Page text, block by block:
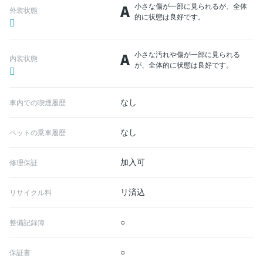
外装状態 A 小さな傷が一部に見られるが、全体
的に状態は良好です。
内装状態 A 小さな汚れや傷が一部に見られる
が、全体的に状態は良好です。
車内での喫煙履歴 なし
ペットの乗車履歴 なし
修理保証 加入可
リサイクル料 リ済込
整備記録簿 ○
保証書 ○